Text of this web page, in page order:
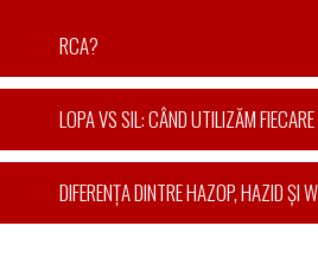
RCA?
LOPA VS SIL: CÂND UTILIZĂM
DIFERENȚA DINTRE HAZOP, HAZID ȘI